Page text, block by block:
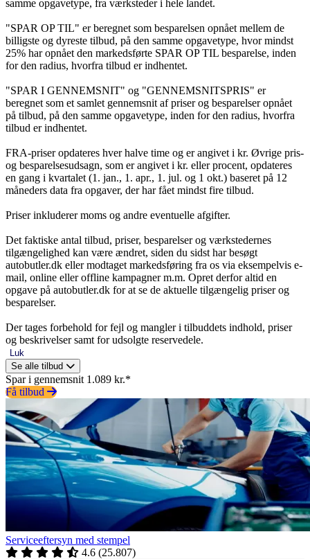
samme opgavetype, fra værksteder i hele landet.
"SPAR OP TIL" er beregnet som besparelsen opnået mellem de
billigste og dyreste tilbud, på den samme opgavetype, hvor mindst
25% har opnået den markedsførte SPAR OP TIL besparelse, inden
for den radius, hvorfra tilbud er indhentet.
"SPAR I GENNEMSNIT" og "GENNEMSNITSPRIS" er
beregnet som et samlet gennemsnit af priser og besparelser opnået
på tilbud, på den samme opgavetype, inden for den radius, hvorfra
tilbud er indhentet.
FRA-priser opdateres hver halve time og er angivet i kr. Øvrige pris-
og besparelsesudsagn, som er angivet i kr. eller procent, opdateres
en gang i kvartalet (1. jan., 1. apr., 1. jul. og 1 okt.) baseret på 12
måneders data fra opgaver, der har fået mindst fire tilbud.
Priser inkluderer moms og andre eventuelle afgifter.
Det faktiske antal tilbud, priser, besparelser og værkstedernes
tilgængelighed kan være ændret, siden du sidst har besøgt
autobutler.dk eller modtaget markedsføring fra os via eksempelvis e-
mail, online eller offline kampagner m.m. Opret derfor altid en
opgave på autobutler.dk for at se de aktuelle tilgængelig priser og
besparelser.
Der tages forbehold for fejl og mangler i tilbuddets indhold, priser
og beskrivelser samt for udsolgte reservedele.
Luk
Se alle tilbud
Spar i gennemsnit 1.089 kr.*
Få tilbud
Serviceeftersyn med stempel
4.6 (25.807)